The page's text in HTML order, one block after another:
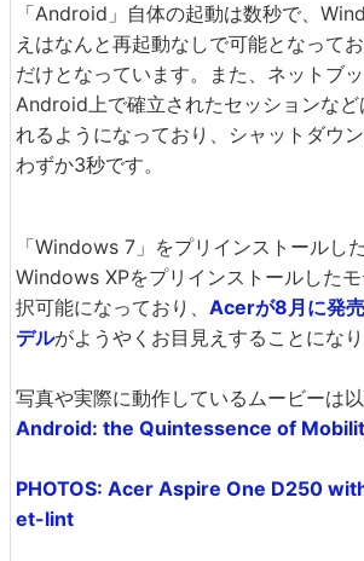
「Android」自体の起動は数秒で、
えはなんと再起動なしで可能となって
だけとなっています。また、ネットブ
Android上で確立されたセッションなど
れるようになっており、シャットダウン
わずか3秒です。
「Windows 7」をプリインストールし
Windows XPをプリインストールした
択可能になっており、 Acerが8月に発
デルがようやくお目見えすることになり
写真や実際に動作しているムービーは以
Android: the Quintessence of
PHOTOS: Acer Aspire One D250
et-lint